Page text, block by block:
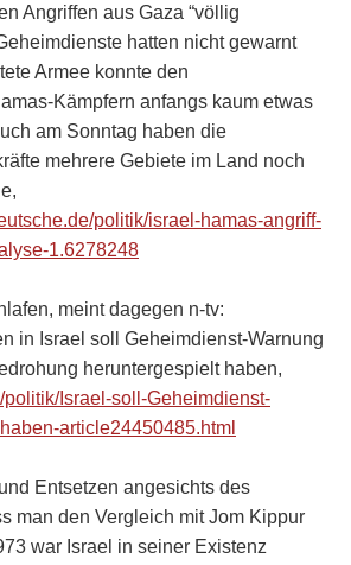
Angriffen aus Gaza “völlig
hatten nicht gewarnt
Armee konnte den
Kämpfern anfangs kaum etwas
am Sonntag haben die
mehrere Gebiete im Land noch
politik/israel-hamas-angriff-
1.6278248
meint dagegen n-tv:
in Israel soll Geheimdienst-Warnung
heruntergespielt haben,
politik/Israel-soll-Geheimdienst-
article24450485.html
Entsetzen angesichts des
man den Vergleich mit Jom Kippur
war Israel in seiner Existenz